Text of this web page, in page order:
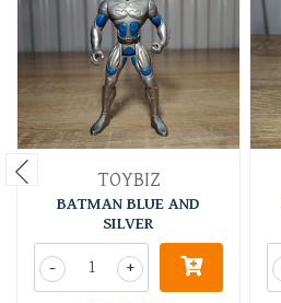
TOYBIZ
BATMAN BLUE AND
SILVER
+
-